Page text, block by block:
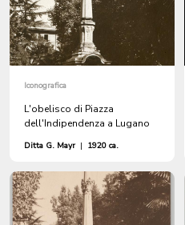
Iconografica
L'obelisco di Piazza
dell'Indipendenza a Lugano
Ditta G. Mayr | 1920 ca.